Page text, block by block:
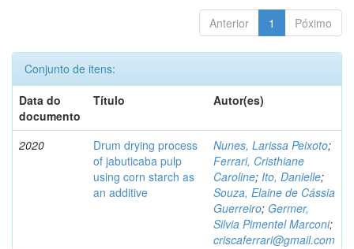
Anterior 1 Póximo
Conjunto de itens:
Data do
documento
Título Autor(es)
2020
Drum drying process
of jabuticaba pulp
using corn starch as
an additive
Nunes, Larissa Peixoto;
Ferrari, Cristhiane
Caroline; Ito, Danielle;
Souza, Elaine de Cássia
Guerreiro; Germer,
Silvia Pimentel Marconi;
criscaferrari@gmail.com